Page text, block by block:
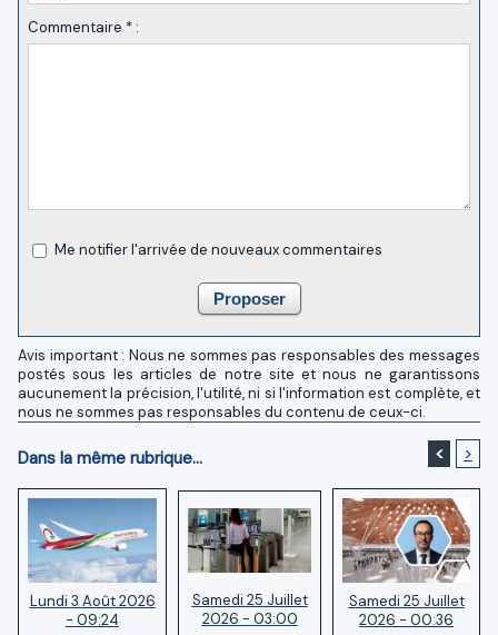
Commentaire * :
Me notifier l'arrivée de nouveaux commentaires
Avis important : Nous ne sommes pas responsables des messages
postés sous les articles de notre site et nous ne garantissons
aucunement la précision, l'utilité, ni si l'information est complète, et
nous ne sommes pas responsables du contenu de ceux-ci.
Dans la même rubrique... < >
Lundi 3 Août 2026
- 09:24
Samedi 25 Juillet
2026 - 03:00
Samedi 25 Juillet
2026 - 00:36